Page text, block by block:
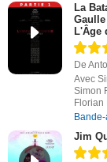
La
L'Âge
De
Avec
Simon
Florian
Jim